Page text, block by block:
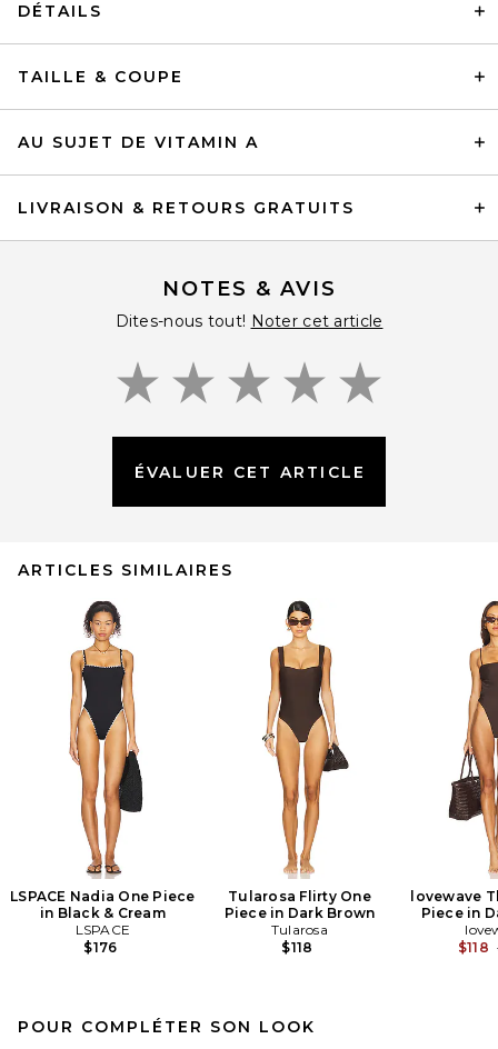
DÉTAILS
TAILLE & COUPE
AU SUJET DE VITAMIN A
LIVRAISON & RETOURS GRATUITS
NOTES & AVIS
Dites-nous tout! Noter cet article
ÉVALUER CET ARTICLE
ARTICLES SIMILAIRES
LSPACE Nadia One Piece
in Black & Cream
LSPACE
$176
Tularosa Flirty One
Piece in Dark Brown
Tularosa
$118
lovewave
Piece in
$118
POUR COMPLÉTER SON LOOK